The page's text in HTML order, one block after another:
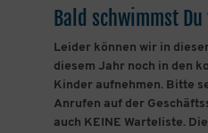
Bald schwimmst
Leider können wir in
diesem Jahr noch in den
Kinder aufnehmen. Bitte
Anrufen auf der
auch KEINE Warteliste.